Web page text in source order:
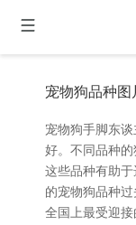
宠物狗品种图
宠物狗手脚东
好。不同品种
这些品种有助
的宠物狗品种
全国上最受迎